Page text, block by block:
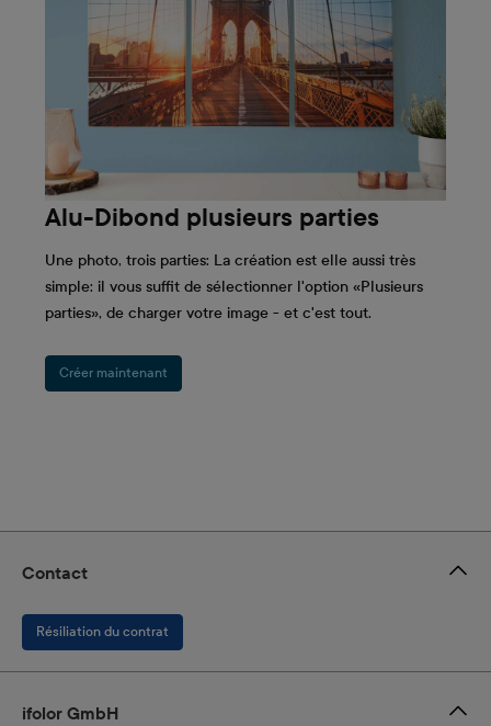
Alu-Dibond plusieurs parties
Une photo, trois parties: La création est elle aussi très
simple: il vous suffit de sélectionner l'option «Plusieurs
parties», de charger votre image - et c'est tout.
Créer maintenant
Contact
Résiliation du contrat
ifolor GmbH